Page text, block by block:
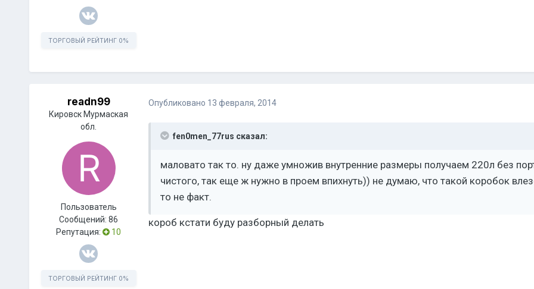
ТОРГОВЫЙ РЕЙТИНГ 0%
readn99
Кировск Мурмаская
обл.
Пользователь
Сообщений:86
Репутация:
10
ТОРГОВЫЙ РЕЙТИНГ 0%
Опубликовано 13 февраля, 2014
fen0men_77rus сказал:
маловато так то. ну даже умножив внутренние размеры получаем 220л без
чистого, так еще ж нужно в проем впихнуть)) не думаю, что такой коробок
то не факт.
короб кстати буду разборный делать